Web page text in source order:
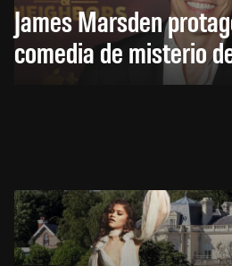
James Marsden
comedia de misterio